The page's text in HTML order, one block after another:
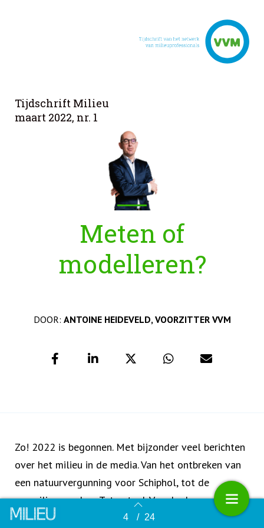
Terug naar overzicht 4 / 24
Tijdschrift Milieu
maart 2022, nr. 1
Meten of
modelleren?
DOOR: ANTOINE HEIDEVELD, VOORZITTER VVM
Zo! 2022 is begonnen. Met bijzonder veel berichten
over het milieu in de media. Van het ontbreken van
een natuurvergunning voor Schiphol, tot de
vervuiling rondom Tata-steel. Van de doorgaande
discussie over stikstof tot de constatering dat er in